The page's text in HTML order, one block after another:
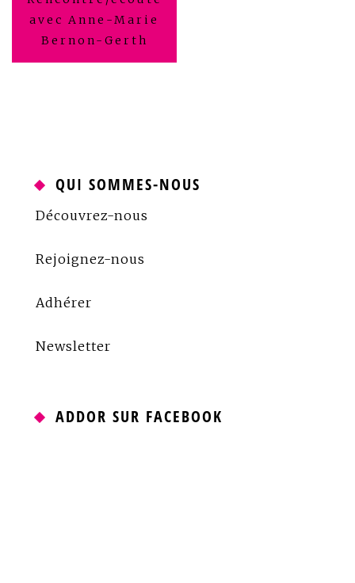
de
l’article
avec Anne-Marie
Bernon-Gerth
QUI SOMMES-NOUS
Découvrez-nous
Rejoignez-nous
Adhérer
Newsletter
ADDOR SUR FACEBOOK